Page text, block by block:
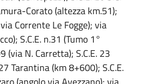
Corato (altezza km.51);
Corrente Le Fogge); via
S.C.E. n.31 (Tumo 1°
(via N. Carretta); S.C.E. 23
Tarantina (km 8+600); S.C.E.